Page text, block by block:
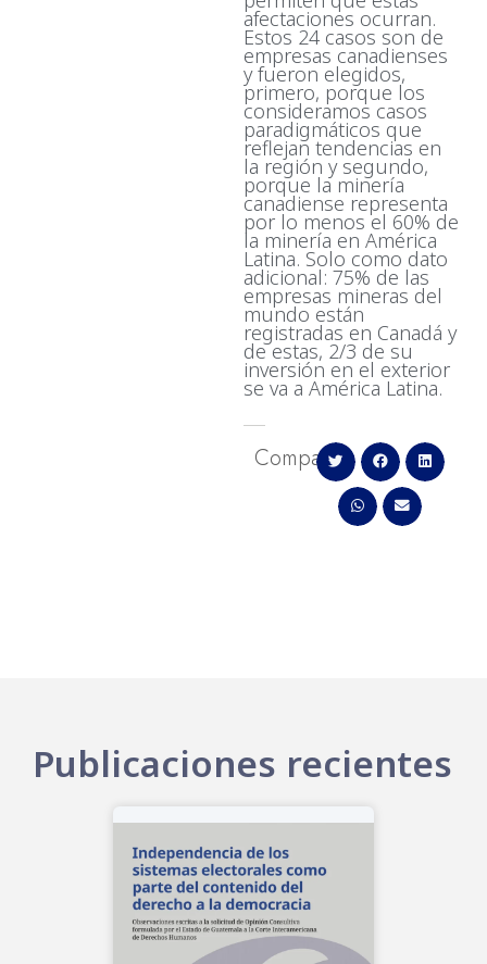
afectaciones ocurran.
Estos 24 casos son de
empresas canadienses
y fueron elegidos,
primero, porque los
consideramos casos
paradigmáticos que
reflejan tendencias en
la región y segundo,
porque la minería
canadiense representa
por lo menos el 60% de
la minería en América
Latina. Solo como dato
adicional: 75% de las
empresas mineras del
mundo están
registradas en Canadá y
de estas, 2/3 de su
inversión en el exterior
se va a América Latina.
Comparte
Publicaciones recientes